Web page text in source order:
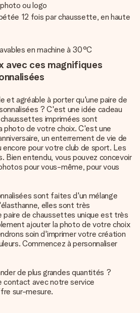
ou logo
12 fois par chaussette, en haute
en machine à 30°C
avec ces magnifiques
et agréable à porter qu'une paire de
? C'est une idée cadeau
imprimées sont
photo de votre choix. C'est une
un enterrement de vie de
pour votre club de sport. Les
Bien entendu, vous pouvez concevoir
pour vous-même, pour vous
sont faites d'un mélange
elles sont très
paire de chaussettes unique est très
ajouter la photo de votre choix
soin d'imprimer votre création
Commencez à personnaliser
de plus grandes quantités ?
contact avec notre service
sur-mesure.